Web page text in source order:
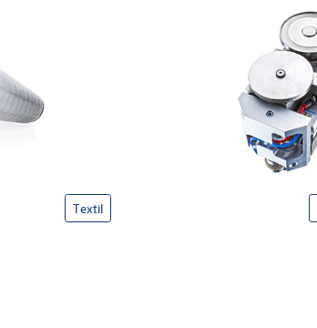
Textil